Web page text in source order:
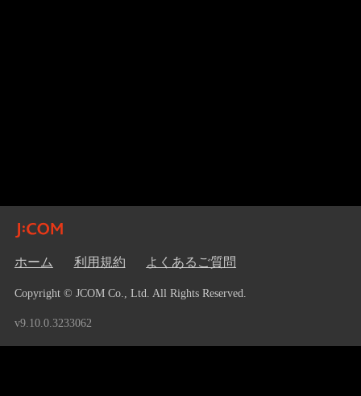
ホーム 利用規約 よくあるご質問
Copyright © JCOM Co., Ltd. All Rights Reserved.
v9.10.0.3233062